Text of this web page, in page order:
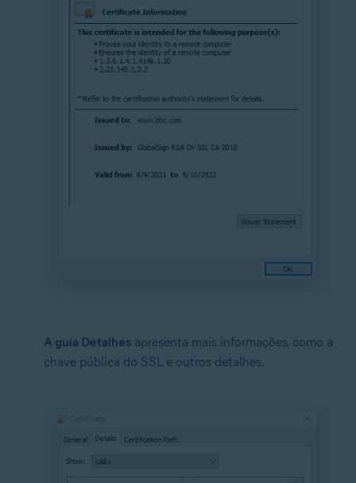
A guia Detalhes apresenta mais informações, como a
chave pública do SSL e outros detalhes.